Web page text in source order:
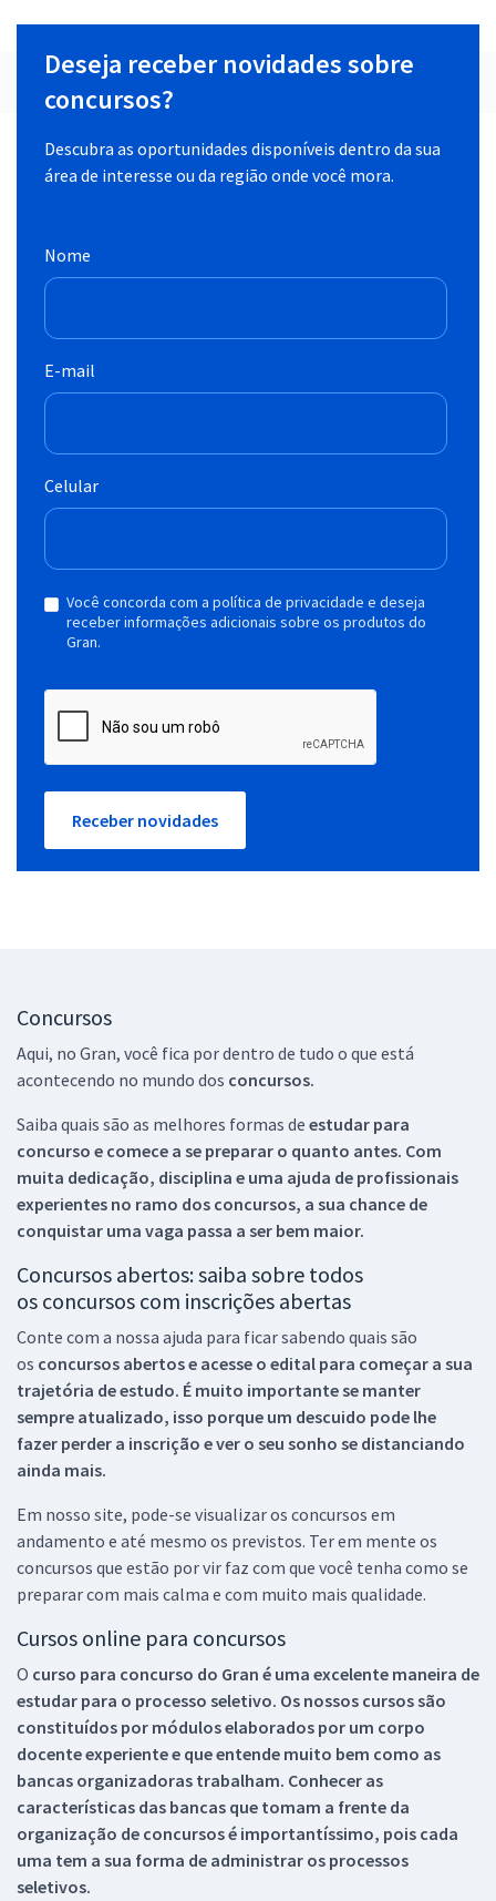
Deseja receber novidades sobre
concursos?
Descubra as oportunidades disponíveis dentro da sua
área de interesse ou da região onde você mora.
Nome
E-mail
Celular
Você concorda com a política de privacidade e deseja
receber informações adicionais sobre os produtos do
Gran.
Receber novidades
Concursos
Aqui, no Gran, você fica por dentro de tudo o que está
acontecendo no mundo dos concursos.
Saiba quais são as melhores formas de estudar para
concurso e comece a se preparar o quanto antes. Com
muita dedicação, disciplina e uma ajuda de profissionais
experientes no ramo dos concursos, a sua chance de
conquistar uma vaga passa a ser bem maior.
Concursos abertos: saiba sobre todos
os concursos com inscrições abertas
Conte com a nossa ajuda para ficar sabendo quais são
os concursos abertos e acesse o edital para começar a sua
trajetória de estudo. É muito importante se manter
sempre atualizado, isso porque um descuido pode lhe
fazer perder a inscrição e ver o seu sonho se distanciando
ainda mais.
Em nosso site, pode-se visualizar os concursos em
andamento e até mesmo os previstos. Ter em mente os
concursos que estão por vir faz com que você tenha como se
preparar com mais calma e com muito mais qualidade.
Cursos online para concursos
O curso para concurso do Gran é uma excelente maneira de
estudar para o processo seletivo. Os nossos cursos são
constituídos por módulos elaborados por um corpo
docente experiente e que entende muito bem como as
bancas organizadoras trabalham. Conhecer as
características das bancas que tomam a frente da
organização de concursos é importantíssimo, pois cada
uma tem a sua forma de administrar os processos
seletivos.